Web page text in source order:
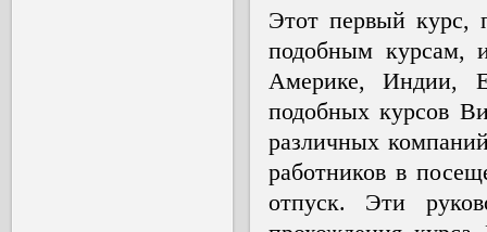
Этот первый курс,
подобным курсам,
Америке, Индии,
подобных курсов
различных
работников в
отпуск. Эти